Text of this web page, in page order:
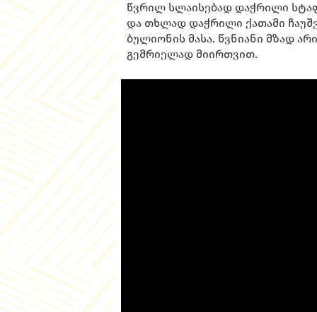
წვრილ სლაისებად დაჭრილი
და თხლად დაჭრილი ქათამი
ბულიონის მასა. წვნიანი მზად
გემრიელად მიირთვით.